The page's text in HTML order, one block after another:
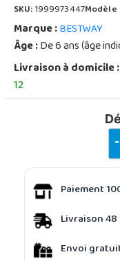
SKU:1999973447
Marque :BESTWAY
Âge :De 6 ans (âge
Livraison à domicile :
12
-
Paiement
Livraison
Envoi